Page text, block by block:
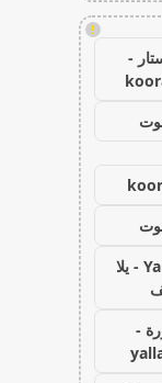
!
-
Yalla Live - يلا
-